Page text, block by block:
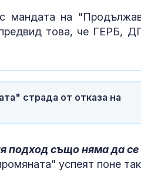
мандата на
предвид това, че ГЕРБ,
страда от отказа на
подход също няма да се
успеят поне